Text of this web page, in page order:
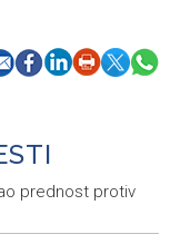
prednost protiv